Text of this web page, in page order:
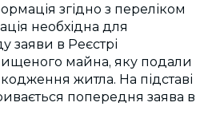
згідно з переліком
необхідна для
заяви в Реєстрі
майна, яку подали
житла. На підставі
попередня заява в